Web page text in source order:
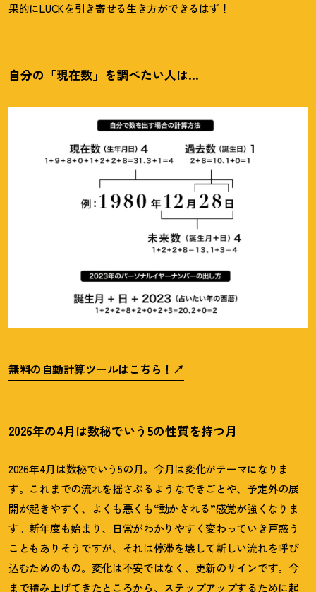
果的にLUCKを引き寄せる生き方ができるはず ！
自分の「現在数」を調べたい人は…
無料の自動計算ツールはこちら ！
2026年の4月は数秘でいう5の性質を持つ月
2026年4月は数秘でいう5の月。今月は変化がテーマになりま
す。これまでの流れを揺さぶるようなできごとや、予定外の展
開が起きやすく、よくも悪くも“動かされる”感覚が強くなりま
す。新年度も始まり、日常がわかりやすく変わっていき戸惑う
こともありそうですが、それは停滞を壊して新しい流れを呼び
込むためのもの。変化は不安ではなく、更新のサインです。今
まで積み上げてきたところから、ステップアップするために起